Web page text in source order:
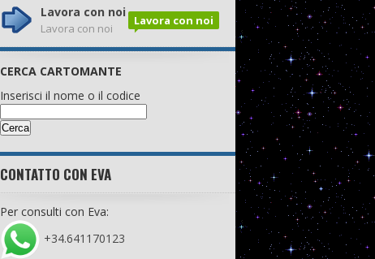
Lavora con noi
Lavora con noi
Lavora con noi
CERCA CARTOMANTE
Inserisci il nome o il codice
CONTATTO CON EVA
Per consulti con Eva:
+34.641170123